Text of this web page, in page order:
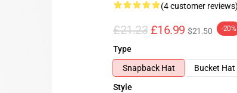
(4 customer
£21.23 £16.99 $21.50 -20%
Type
Snapback Hat
Bucket Hat
Style